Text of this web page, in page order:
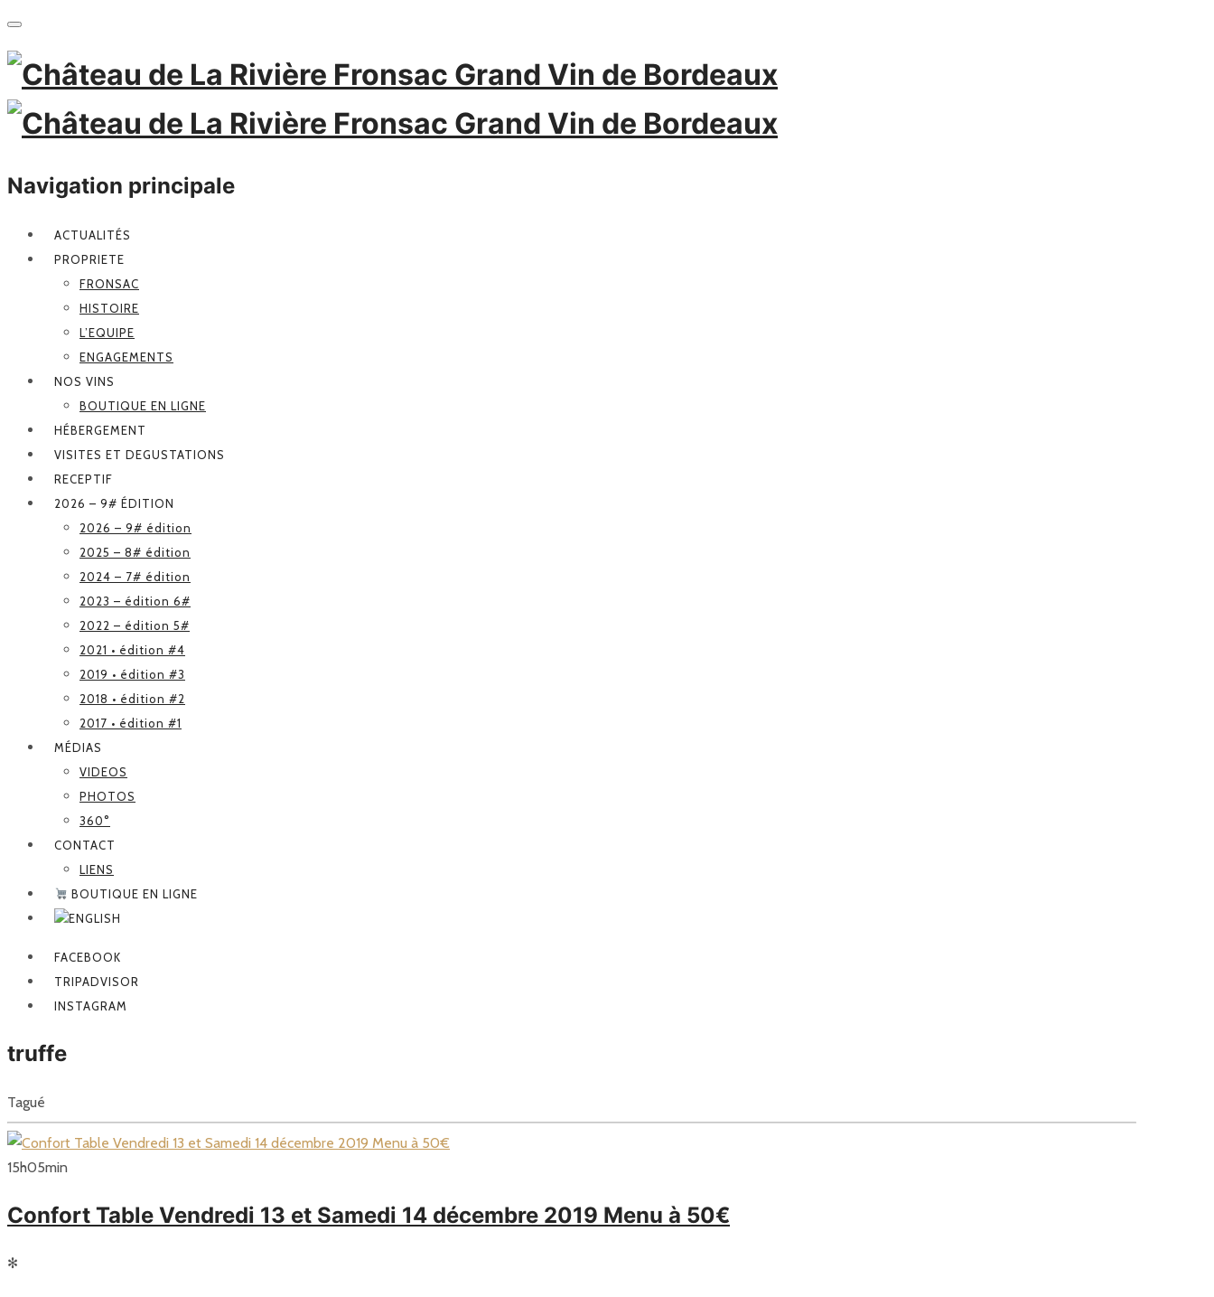
Navigation principale
ACTUALITÉS
PROPRIETE
FRONSAC
HISTOIRE
L’EQUIPE
ENGAGEMENTS
NOS VINS
BOUTIQUE EN LIGNE
HÉBERGEMENT
VISITES ET DEGUSTATIONS
RECEPTIF
2026 – 9# ÉDITION
2026 – 9# édition
2025 – 8# édition
2024 – 7# édition
2023 – édition 6#
2022 – édition 5#
2021 • édition #4
2019 • édition #3
2018 • édition #2
2017 • édition #1
MÉDIAS
VIDEOS
PHOTOS
360°
CONTACT
LIENS
BOUTIQUE EN LIGNE
FACEBOOK
TRIPADVISOR
INSTAGRAM
truffe
Tagué
15h05min
Confort Table Vendredi 13 et Samedi 14 décembre 2019 Menu à 50€
✻